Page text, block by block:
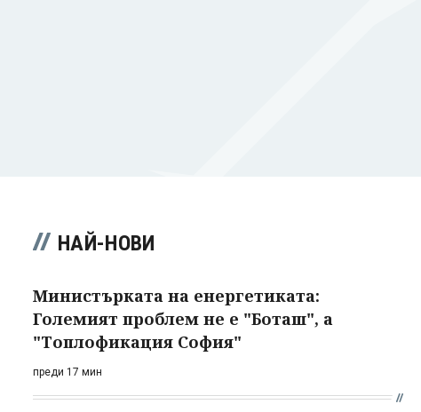
НАЙ-НОВИ
Министърката на енергетиката:
Големият проблем не е "Боташ", а
"Топлофикация София"
преди 17 мин